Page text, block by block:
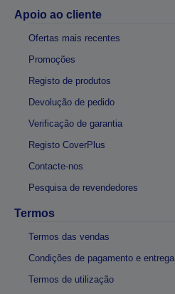
Apoio ao cliente
Ofertas mais recentes
Promoções
Registo de produtos
Devolução de pedido
Verificação de garantia
Registo CoverPlus
Contacte-nos
Pesquisa de revendedores
Termos
Termos das vendas
Condições de pagamento e entrega
Termos de utilização